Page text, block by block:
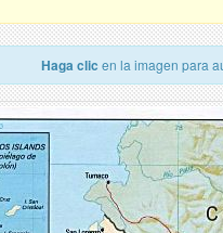
Haga clic en la imagen para